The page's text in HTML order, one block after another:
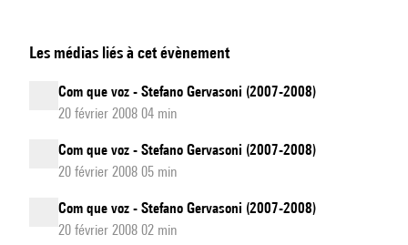
Les médias liés à cet évènement
Com que voz - Stefano Gervasoni (2007-2008)
20 février 2008 04 min
Com que voz - Stefano Gervasoni (2007-2008)
20 février 2008 05 min
Com que voz - Stefano Gervasoni (2007-2008)
20 février 2008 02 min